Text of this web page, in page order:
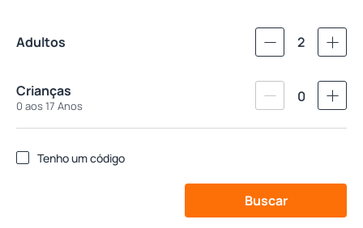
Adultos 2
Crianças
0 aos 17 Anos
0
Tenho um código
Buscar